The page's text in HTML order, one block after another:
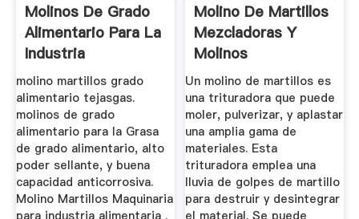
Molinos De Grado
Alimentario Para La
Industria
Alimentaria
molino martillos grado
alimentario tejasgas.
molinos de grado
alimentario para la Grasa
de grado alimentario, alto
poder sellante, y buena
capacidad anticorrosiva.
Molino Martillos Maquinaria
Molino De Martillos
Mezcladoras Y
Molinos
MAQUINOVA
Un molino de martillos es
una trituradora que puede
moler, pulverizar, y aplastar
una amplia gama de
materiales. Esta
trituradora emplea una
lluvia de golpes de martillo
para destruir y desintegrar